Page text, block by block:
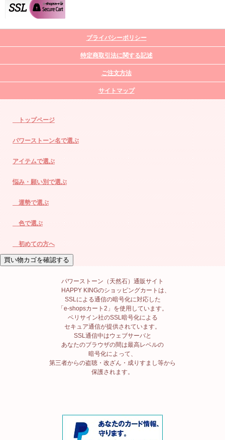
プライバシーポリシー
特定商取引法に関する記述
ご注文方法
サイトマップ
トップページ
パワーストーン名で選ぶ
アイテムで選ぶ
悩み・願い別で選ぶ
運勢で選ぶ
色で選ぶ
初めての方へ
パワーストーン（天然石）通販サイト
HAPPY KINGのショッピングカートは、
SSLによる通信の暗号化に対応した
「e-shopsカート2」を使用しています。
ベリサイン社のSSL暗号化による
セキュア通信が提供されています。
SSL通信中はウェブサーバと
あなたのブラウザの間は最高レベルの
暗号化によって、
第三者からの盗聴・改ざん・成りすまし等から
保護されます。